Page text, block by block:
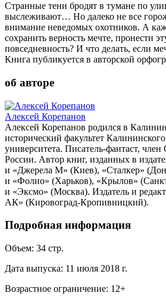
Странные тени бродят в тумане по
выслеживают… Но далеко не все
внимание неведомых охотников. А
сохранить верность мечте, пронести
повседневность? И что делать, если
Книга публикуется в авторской
об авторе
Алексей Корепанов
Алексей Корепанов родился в
исторический факультет
университета. Писатель-фантаст, член
России. Автор книг, изданных в
и «Джерела М» (Киев), «Сталкер»
и «Фолио» (Харьков), «Крылов»
и «Эксмо» (Москва). Издатель и
АК» (Кировоград-Кропивницкий).
Подробная информация
Объем: 34 стр.
Дата выпуска: 11 июля 2018 г.
Возрастное ограничение: 12+